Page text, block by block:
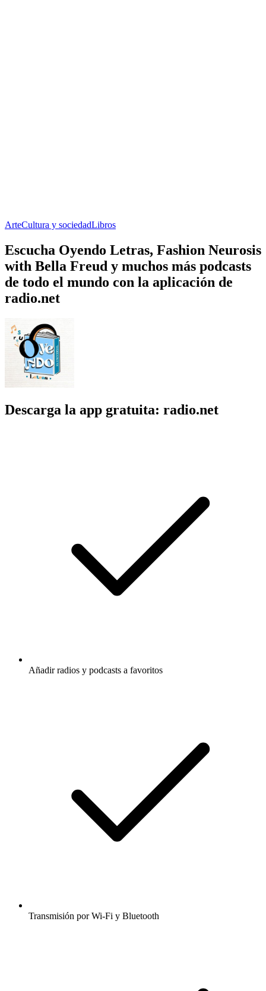
ArteCultura y sociedadLibros
Escucha Oyendo Letras, Fashion Neurosis
with Bella Freud y muchos más podcasts
de todo el mundo con la aplicación de
radio.net
Descarga la app gratuita: radio.net
Añadir radios y podcasts a favoritos
Transmisión por Wi-Fi y Bluetooth